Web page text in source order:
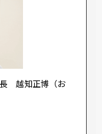
長 越知正博（お